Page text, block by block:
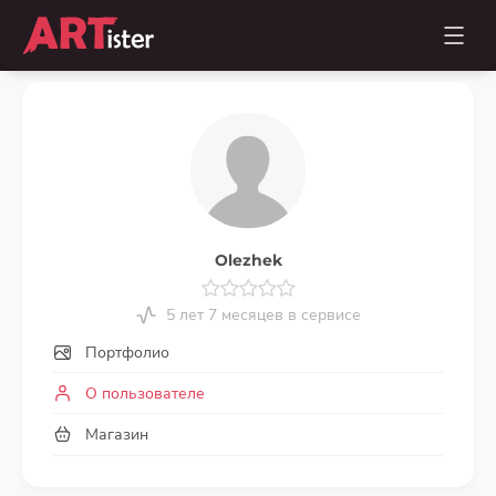
Olezhek
5 лет 7 месяцев в сервисе
Портфолио
О пользователе
Магазин